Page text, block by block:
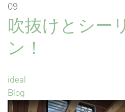
09
吹抜けとシー
ン！
ideal
Blog